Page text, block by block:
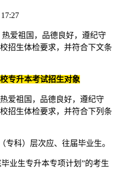
爱祖国，品德良好，遵纪守
招生体检要求，并符合下文条
专升本考试招生对象
祖国，品德良好，遵纪守
招生体检要求，并符合下列条
科）层次应、往届毕业生。
生专升本专项计划”的考生